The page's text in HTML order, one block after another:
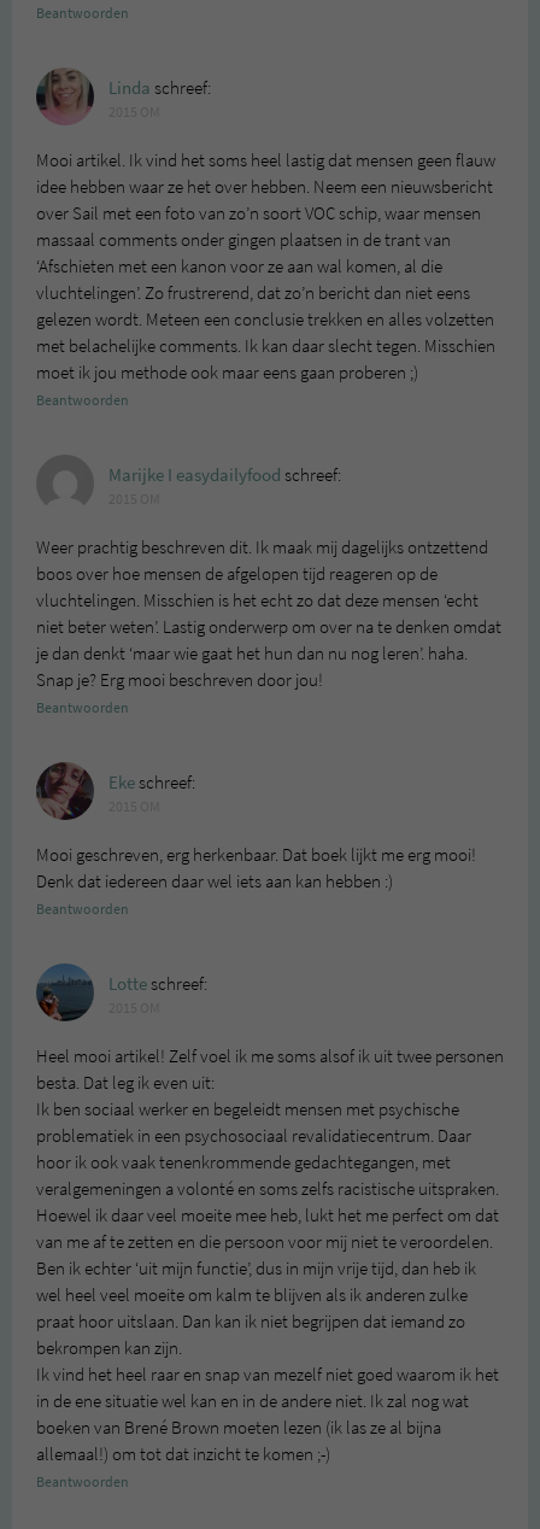
Beantwoorden
Linda schreef:
Mooi artikel. Ik vind het soms heel lastig dat mensen geen flauw
idee hebben waar ze het over hebben. Neem een nieuwsbericht
over Sail met een foto van zo’n soort VOC schip, waar mensen
massaal comments onder gingen plaatsen in de trant van
‘Afschieten met een kanon voor ze aan wal komen, al die
vluchtelingen’. Zo frustrerend, dat zo’n bericht dan niet eens
gelezen wordt. Meteen een conclusie trekken en alles volzetten
met belachelijke comments. Ik kan daar slecht tegen. Misschien
moet ik jou methode ook maar eens gaan proberen ;)
Beantwoorden
Marijke I easydailyfood schreef:
Weer prachtig beschreven dit. Ik maak mij dagelijks ontzettend
boos over hoe mensen de afgelopen tijd reageren op de
vluchtelingen. Misschien is het echt zo dat deze mensen ‘echt
niet beter weten’. Lastig onderwerp om over na te denken omdat
je dan denkt ‘maar wie gaat het hun dan nu nog leren’. haha.
Snap je? Erg mooi beschreven door jou!
Beantwoorden
Ekeschreef:
Mooi geschreven, erg herkenbaar. Dat boek lijkt me erg mooi!
Denk dat iedereen daar wel iets aan kan hebben :)
Beantwoorden
Lotteschreef:
Heel mooi artikel! Zelf voel ik me soms alsof ik uit twee personen
besta. Dat leg ik even uit:
Ik ben sociaal werker en begeleidt mensen met psychische
problematiek in een psychosociaal revalidatiecentrum. Daar
hoor ik ook vaak tenenkrommende gedachtegangen, met
veralgemeningen a volonté en soms zelfs racistische uitspraken.
Hoewel ik daar veel moeite mee heb, lukt het me perfect om dat
van me af te zetten en die persoon voor mij niet te veroordelen.
Ben ik echter ‘uit mijn functie’, dus in mijn vrije tijd, dan heb ik
wel heel veel moeite om kalm te blijven als ik anderen zulke
praat hoor uitslaan. Dan kan ik niet begrijpen dat iemand zo
bekrompen kan zijn.
Ik vind het heel raar en snap van mezelf niet goed waarom ik het
in de ene situatie wel kan en in de andere niet. Ik zal nog wat
boeken van Brené Brown moeten lezen (ik las ze al bijna
allemaal!) om tot dat inzicht te komen ;-)
Beantwoorden